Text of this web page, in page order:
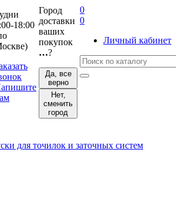
18:00
Город
доставки
ваших
покупок
…?
Да, все
верно
Нет,
сменить
город
0
0
Личный кабинет
для точилок и заточных систем